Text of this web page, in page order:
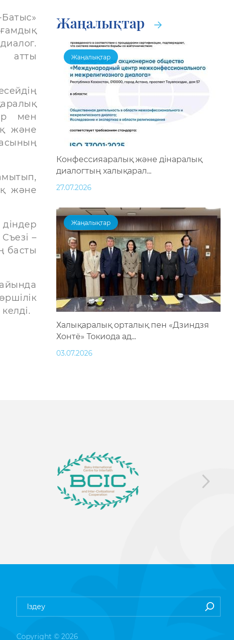
атты
мен
және
және
–
басты
Жаңалықтар
Жаңалықтар
Конфессияаралық және дінаралық
диалогтың халықарал...
27.07.2026
Жаңалықтар
Халықаралық орталық пен «Дзиндзя
Хонтё» Токиода ад...
03.07.2026
Copyright © 2026